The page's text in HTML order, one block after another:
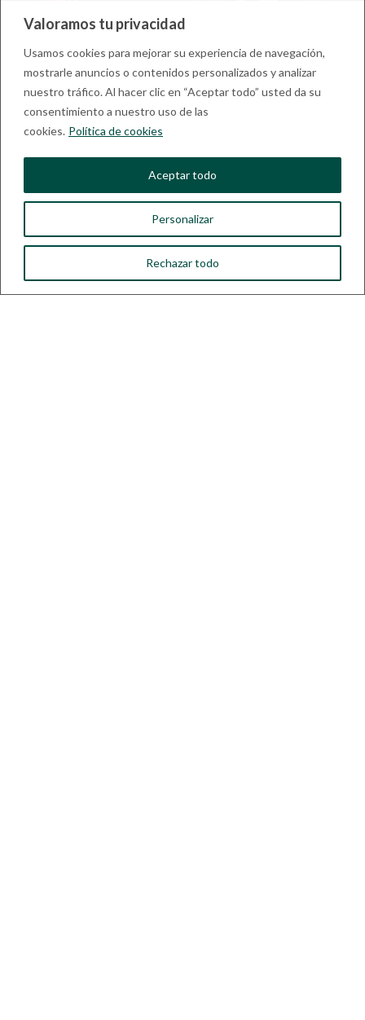
Valoramos tu privacidad
Usamos cookies para mejorar su experiencia de navegación,
mostrarle anuncios o contenidos personalizados y analizar
nuestro tráfico. Al hacer clic en “Aceptar todo” usted da su
consentimiento a nuestro uso de las
cookies. Política de cookies
Personalizar
Rechazar todo
Aceptar todo
Le ‘II Rencontre NEXT-CARE :
Innovation en Longévité, Politiques,
Outils et Futurs’ aura lieu le 28
novembre à FICOBA, Irún.
II Encuentro NEXT-CARE de Innovación en